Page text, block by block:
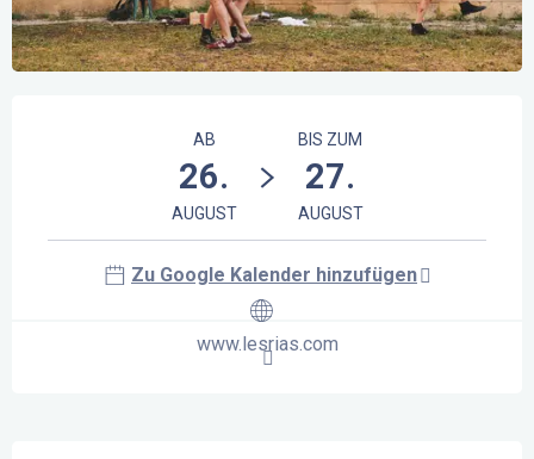
AB
26.
AUGUST
BIS ZUM
27.
AUGUST
Zu Google Kalender hinzufügen
www.lesrias.com